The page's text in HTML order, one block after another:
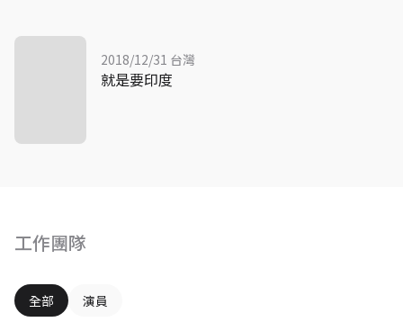
工作團隊
全部 演員
2018/12/31 台灣
就是要印度